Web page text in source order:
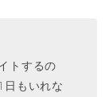
トするの
日もいれな